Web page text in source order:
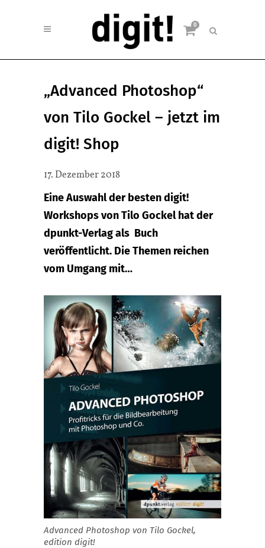
0
„Advanced Photoshop“
von Tilo Gockel – jetzt im
digit! Shop
17. Dezember 2018
Eine Auswahl der besten digit!
Workshops von Tilo Gockel hat der
dpunkt-Verlag als Buch
veröffentlicht. Die Themen reichen
vom Umgang mit…
Advanced Photoshop von Tilo Gockel,
edition digit!